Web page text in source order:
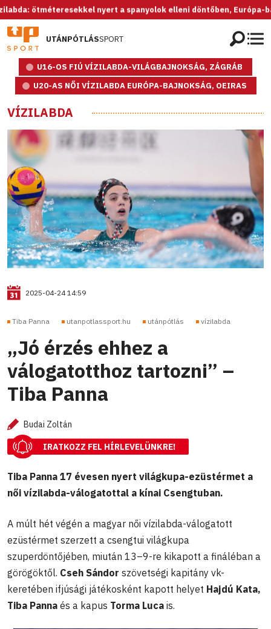
nyert a spanyolok elleni döntőben, Európa-bajnok az
UTÁNPÓTLÁSSPORT
U16-OS FIÚ VÍZILABDA-VILÁGBAJNOKSÁG, ZÁGRÁB
U20-AS NŐI VÍZILABDA EURÓPA-BAJNOKSÁG, OEIRAS
VÍZILABDA
2025-04-24 14:59
Tiba Panna utanpotlassport.hu utánpótlás vízilabda
„Jó érzés ehhez a
válogatotthoz tartozni” –
Tiba Panna
Budai Zoltán
IRATKOZZ FEL HÍRLEVELÜNKRE!
Tiba Panna 17 évesen nyert világkupa-ezüstérmet a
női vízilabda-válogatottal a kínai Csengtuban.
A múlt hét végén a magyar női vízilabda-válogatott
ezüstérmet szerzett a csengtui világkupa
szuperdöntőjében, miután 13–9-re kikapott a fináléban a
görögöktől. Cseh Sándor szövetségi kapitány vk-
keretében ifjúsági játékosként kapott helyet Hajdú Kata,
Tiba Panna és a kapus Torma Luca is.